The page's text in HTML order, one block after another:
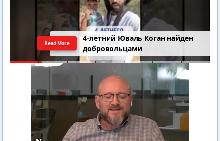
4-летний Юваль Коган найден
добровольцами
Read More